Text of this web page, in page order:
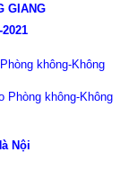
GIANG
không-Không
Phòng không-Không
Nội